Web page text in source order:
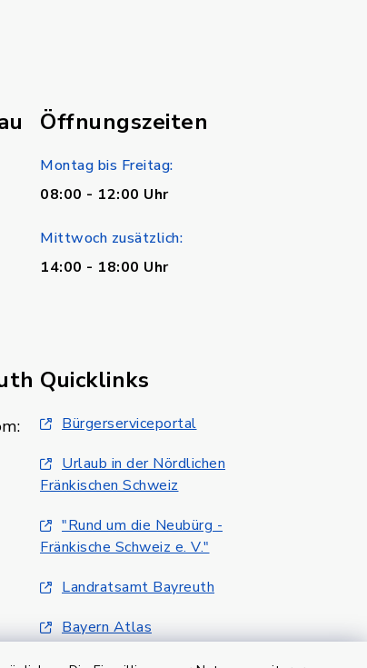
Öffnungszeiten
Montag bis Freitag:
08:00 - 12:00 Uhr
Mittwoch zusätzlich:
14:00 - 18:00 Uhr
Quicklinks
Bürgerserviceportal
Urlaub in der Nördlichen
Fränkischen Schweiz
"Rund um die Neubürg -
Fränkische Schweiz e. V."
Landratsamt Bayreuth
Bayern Atlas